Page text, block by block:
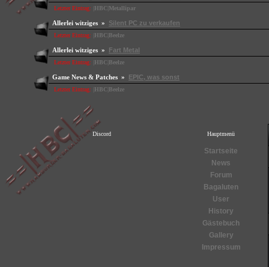
Letzter Eintrag: |HBC|Metallipar
Allerlei witziges » Silent PC zu verkaufen
Letzter Eintrag: |HBC|Beelze
Allerlei witziges » Fart Metal
Letzter Eintrag: |HBC|Beelze
Game News & Patches » EPIC, was sonst
Letzter Eintrag: |HBC|Beelze
Discord Hauptmenü
Startseite
News
Forum
Bagaluten
User
History
Gästebuch
Gallery
Impressum